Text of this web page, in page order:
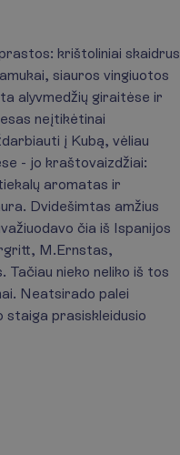
krištoliniai skaidrus
siauros vingiuotos
alyvmedžių giraitėse ir
neįtikėtinai
į Kubą, vėliau
- jo kraštovaizdžiai:
aromatas ir
Dvidešimtas amžius
čia iš Ispanijos
M.Ernstas,
Tačiau nieko neliko iš tos
Neatsirado palei
prasiskleidusio